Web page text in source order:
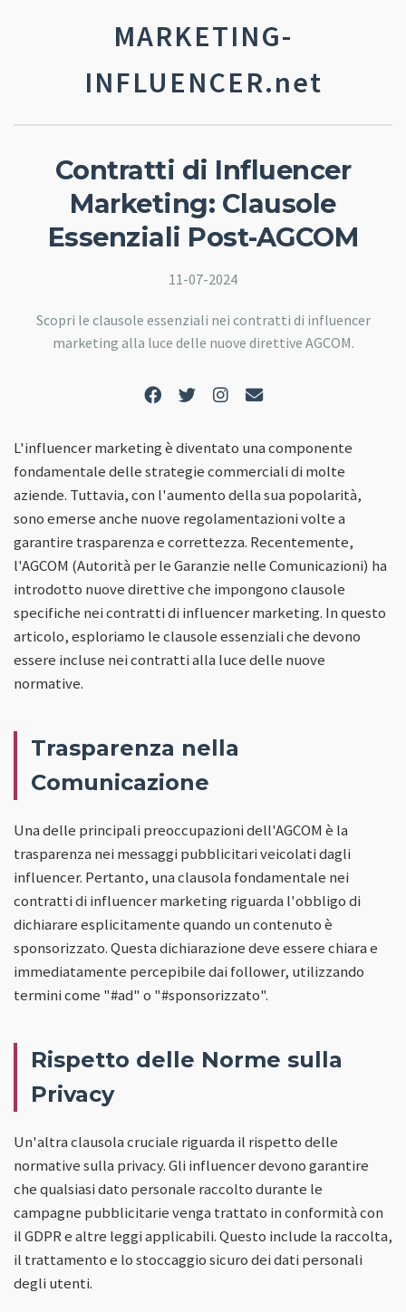
MARKETING-
INFLUENCER.net
Contratti di Influencer
Marketing: Clausole
Essenziali Post-AGCOM
11-07-2024
Scopri le clausole essenziali nei contratti di influencer
marketing alla luce delle nuove direttive AGCOM.
L'influencer marketing è diventato una componente
fondamentale delle strategie commerciali di molte
aziende. Tuttavia, con l'aumento della sua popolarità,
sono emerse anche nuove regolamentazioni volte a
garantire trasparenza e correttezza. Recentemente,
l'AGCOM (Autorità per le Garanzie nelle Comunicazioni) ha
introdotto nuove direttive che impongono clausole
specifiche nei contratti di influencer marketing. In questo
articolo, esploriamo le clausole essenziali che devono
essere incluse nei contratti alla luce delle nuove
normative.
Trasparenza nella
Comunicazione
Una delle principali preoccupazioni dell'AGCOM è la
trasparenza nei messaggi pubblicitari veicolati dagli
influencer. Pertanto, una clausola fondamentale nei
contratti di influencer marketing riguarda l'obbligo di
dichiarare esplicitamente quando un contenuto è
sponsorizzato. Questa dichiarazione deve essere chiara e
immediatamente percepibile dai follower, utilizzando
termini come "#ad" o "#sponsorizzato".
Rispetto delle Norme sulla
Privacy
Un'altra clausola cruciale riguarda il rispetto delle
normative sulla privacy. Gli influencer devono garantire
che qualsiasi dato personale raccolto durante le
campagne pubblicitarie venga trattato in conformità con
il GDPR e altre leggi applicabili. Questo include la raccolta,
il trattamento e lo stoccaggio sicuro dei dati personali
degli utenti.